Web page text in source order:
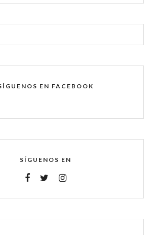
EN FACEBOOK
SÍGUENOS EN